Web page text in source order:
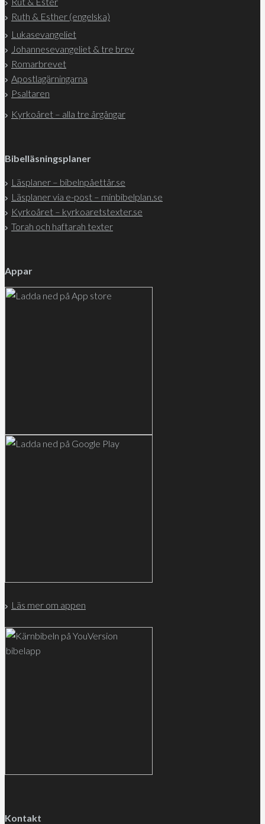
Ruth & Esther (engelska)
Lukasevangeliet
Johannesevangeliet & tre brev
Romarbrevet
Apostlagärningarna
Psaltaren
Kyrkoåret – alla tre årgångar
Bibelläsningsplaner
Läsplaner – bibelnpåettår.se
Läsplaner via e-post – minbibelplan.se
Kyrkoåret – kyrkoaretstexter.se
Torah och haftarah texter
Appar
Läs mer om appen
Kontakt